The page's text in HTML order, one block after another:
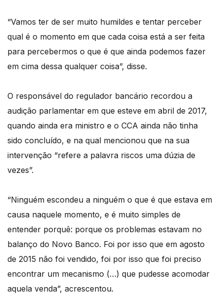
“Vamos ter de ser muito humildes e tentar perceber
qual é o momento em que cada coisa está a ser feita
para percebermos o que é que ainda podemos fazer
em cima dessa qualquer coisa”, disse.
O responsável do regulador bancário recordou a
audição parlamentar em que esteve em abril de 2017,
quando ainda era ministro e o CCA ainda não tinha
sido concluído, e na qual mencionou que na sua
intervenção “refere a palavra riscos uma dúzia de
vezes”.
“Ninguém escondeu a ninguém o que é que estava em
causa naquele momento, e é muito simples de
entender porquê: porque os problemas estavam no
balanço do Novo Banco. Foi por isso que em agosto
de 2015 não foi vendido, foi por isso que foi preciso
encontrar um mecanismo (…) que pudesse acomodar
aquela venda”, acrescentou.